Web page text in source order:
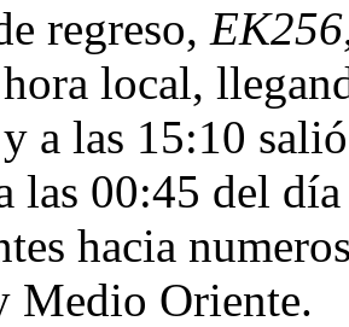
regreso, EK256
local,
a las 15:10
las 00:45 del
hacia
Medio Oriente.